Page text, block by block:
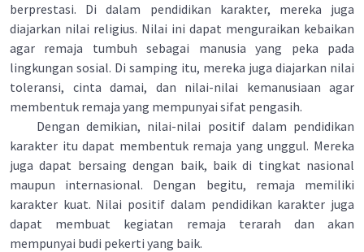
berprestasi. Di dalam pendidikan karakter, mereka juga
diajarkan nilai religius. Nilai ini dapat menguraikan kebaikan
agar remaja tumbuh sebagai manusia yang peka pada
lingkungan sosial. Di samping itu, mereka juga diajarkan nilai
toleransi, cinta damai, dan nilai-nilai kemanusiaan agar
membentuk remaja yang mempunyai sifat pengasih.
Dengan demikian, nilai-nilai positif dalam pendidikan
karakter itu dapat membentuk remaja yang unggul. Mereka
juga dapat bersaing dengan baik, baik di tingkat nasional
maupun internasional. Dengan begitu, remaja memiliki
karakter kuat. Nilai positif dalam pendidikan karakter juga
dapat membuat kegiatan remaja terarah dan akan
mempunyai budi pekerti yang baik.